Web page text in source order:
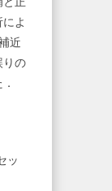
よ
近
りの
ッ